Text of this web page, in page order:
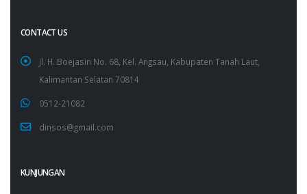
CONTACT US
Jl. H. Boejasin No. 68, Kel. Angsau, Kabupaten Tanah Laut,
Kalimantan Selatan 70814
0512-21082
dinsos@gmail.com
KUNJUNGAN